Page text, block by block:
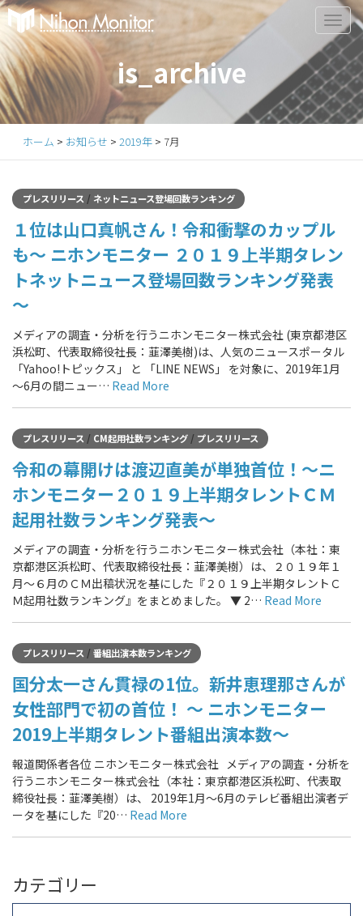
Primary
Menu
S
i
p
t
o
c
is_archive
ホーム > お知らせ > 2019年 > 7月
プレスリリース/ ネットニュース登場回数ランキング
１位は山口真帆さん！令和衝撃のカップル
も〜 ニホンモニター ２０１９上半期タレン
トネットニュース登場回数ランキング発表
〜
メディアの調査・分析を行うニホンモニター株式会社 (東京都港区
浜松町、代表取締役社長：韮澤美樹)は、人気のニュースポータル
「Yahoo!トピックス」 と 「LINE NEWS」 を対象に、2019年1月
～6月の間ニュー… Read More
プレスリリース/ CM起用社数ランキング/ プレスリリース
令和の幕開けは渡辺直美が単独首位！～ニ
ホンモニター２０１９上半期タレントＣＭ
起用社数ランキング発表～
メディアの調査・分析を行うニホンモニター株式会社（本社：東
京都港区浜松町、代表取締役社長：韮澤美樹）は、２０１９年１
月～６月のＣＭ出稿状況を基にした『２０１９上半期タレントＣ
Ｍ起用社数ランキング』をまとめました。 ▼ 2… Read More
プレスリリース/ 番組出演本数ランキング
国分太一さん貫禄の1位。新井恵理那さんが
女性部門で初の首位！ ～ ニホンモニター
2019上半期タレント番組出演本数～
報道関係者各位 ニホンモニター株式会社 メディアの調査・分析を
行うニホンモニター株式会社（本社：東京都港区浜松町、代表取
締役社長：韮澤美樹）は、 2019年1月～6月のテレビ番組出演者デ
ータを基にした『20… Read More
カテゴリー